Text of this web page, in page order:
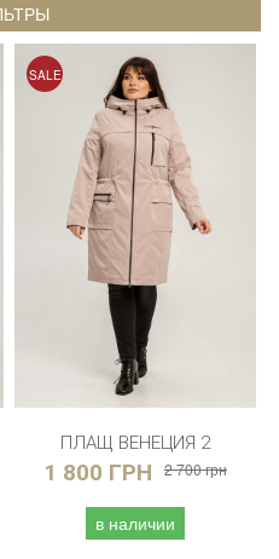
SALE
ПЛАЩ ВЕНЕЦИЯ 2
1 800 ГРН 2 700 грн
в наличии